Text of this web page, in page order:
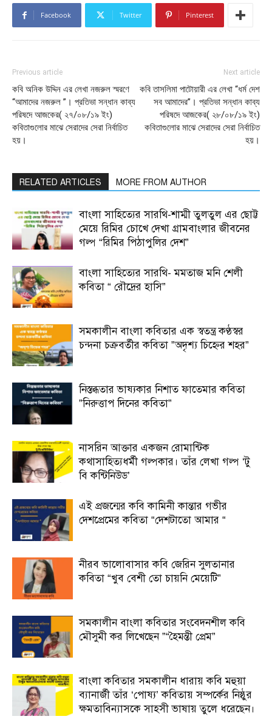
Facebook Twitter Pinterest
Previous article
কবি অনিক উদ্দিন এর লেখা নজরুল স্মরণে
“আমাদের নজরুল ”। প্রতিভা সন্ধান কাব্য
পরিষদে আজকের( ২৭/০৮/১৯ ইং)
কবিতাগুলোর মাঝে সেরাদের সেরা নির্বাচিত
হয়।
Next article
কবি তাসলিমা পাটোয়ারী এর লেখা “ধর্ম দেশ
সব আমাদের”। প্রতিভা সন্ধান কাব্য
পরিষদে আজকের( ২৮/০৮/১৯ ইং)
কবিতাগুলোর মাঝে সেরাদের সেরা নির্বাচিত
হয়।
RELATED ARTICLES MORE FROM AUTHOR
বাংলা সাহিত্যের সারথি-শাম্মী তুলতুল এর ছোট্ট
মেয়ে রিমির চোখে দেখা গ্রামবাংলার জীবনের
গল্প “রিমির পিঠাপুলির দেশ”
বাংলা সাহিত্যের সারথি- মমতাজ মনি শেলী
কবিতা “ রৌদ্রের হাসি”
সমকালীন বাংলা কবিতার এক স্বতন্ত্র কণ্ঠস্বর
চন্দনা চক্রবর্তীর কবিতা ”অদৃশ্য চিহ্নের শহর”
নিস্তব্ধতার ভাষ্যকার নিশাত ফাতেমার কবিতা
”নিরুত্তাপ দিনের কবিতা”
নাসরিন আক্তার একজন রোমান্টিক
কথাসাহিত্যধর্মী গল্পকার। তাঁর লেখা গল্প ‘টু
বি কন্টিনিউড’
এই প্রজন্মের কবি কামিনী কান্তার গভীর
দেশপ্রেমের কবিতা “দেশটাতো আমার “
নীরব ভালোবাসার কবি জেরিন সুলতানার
কবিতা “খুব বেশী তো চায়নি মেয়েটি”
সমকালীন বাংলা কবিতার সংবেদনশীল কবি
মৌসুমী কর লিখেছেন ”“হৈমন্তী প্রেম”
বাংলা কবিতার সমকালীন ধারায় কবি মহুয়া
ব্যানার্জী তাঁর ‘পোষ্য’ কবিতায় সম্পর্কের নিষ্ঠুর
ক্ষমতাবিন্যাসকে সাহসী ভাষায় তুলে ধরেছেন।